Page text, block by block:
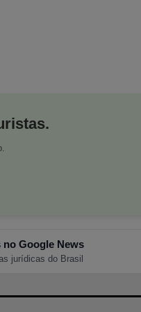
Google News
jurídicas do Brasil